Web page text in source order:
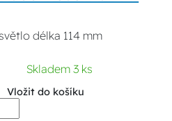
délka 114 mm
Skladem 3 ks
Vložit do košíku